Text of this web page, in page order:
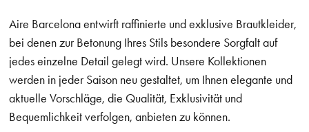
Aire Barcelona entwirft raffinierte und exklusive Brautkleider,
bei denen zur Betonung Ihres Stils besondere Sorgfalt auf
jedes einzelne Detail gelegt wird. Unsere Kollektionen
werden in jeder Saison neu gestaltet, um Ihnen elegante und
aktuelle Vorschläge, die Qualität, Exklusivität und
Bequemlichkeit verfolgen, anbieten zu können.